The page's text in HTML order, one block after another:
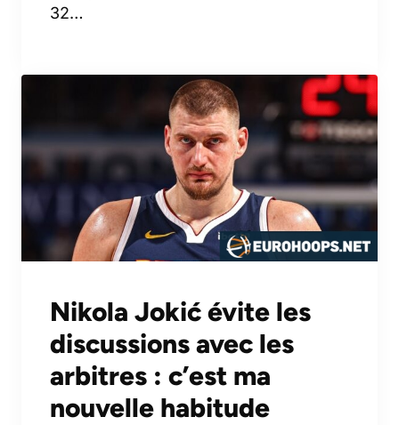
32…
Nikola Jokić évite les
discussions avec les
arbitres : c’est ma
nouvelle habitude